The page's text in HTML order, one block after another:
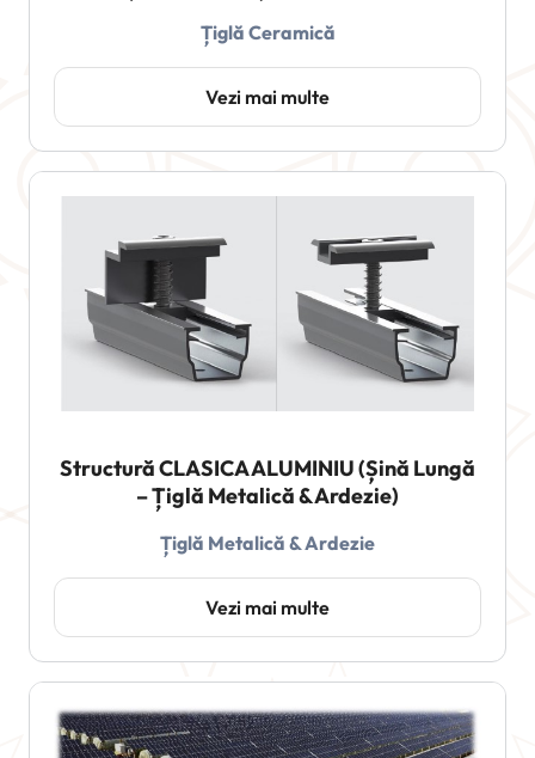
Țiglă Ceramică
Vezi mai multe
Structură CLASICA ALUMINIU (Șină Lungă
– Țiglă Metalică & Ardezie)
Țiglă Metalică & Ardezie
Vezi mai multe